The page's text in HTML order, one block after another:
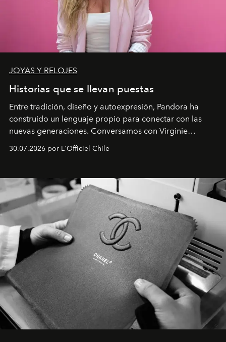
JOYAS Y RELOJES
Historias que se llevan puestas
Entre tradición, diseño y autoexpresión, Pandora ha
construido un lenguaje propio para conectar con las
nuevas generaciones. Conversamos con Virginie
Dubray, la responsable de marketing para
Latinoamérica, sobre identidad, cultura y el valor
30.07.2026 por L'Officiel Chile